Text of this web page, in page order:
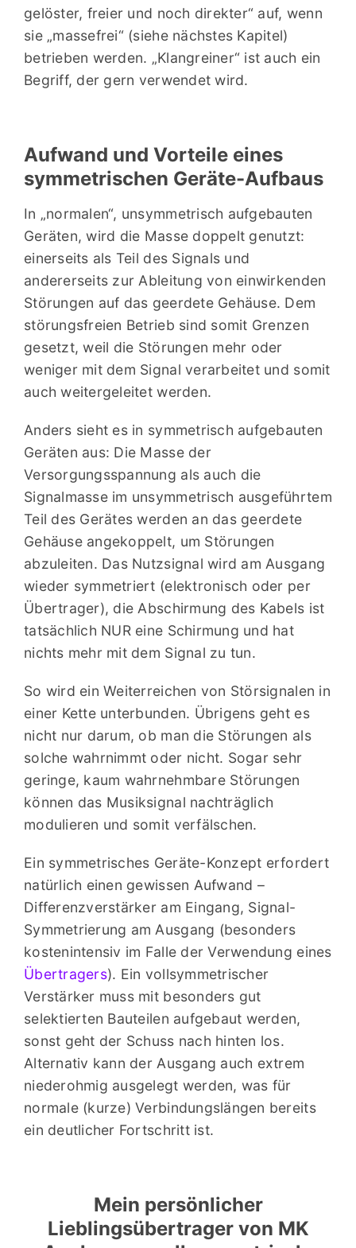
gelöster, freier und noch direkter“ auf, wenn
sie „massefrei“ (siehe nächstes Kapitel)
betrieben werden. „Klangreiner“ ist auch ein
Begriff, der gern verwendet wird.
Aufwand und Vorteile eines
symmetrischen Geräte-Aufbaus
In „normalen“, unsymmetrisch aufgebauten
Geräten, wird die Masse doppelt genutzt:
einerseits als Teil des Signals und
andererseits zur Ableitung von einwirkenden
Störungen auf das geerdete Gehäuse. Dem
störungsfreien Betrieb sind somit Grenzen
gesetzt, weil die Störungen mehr oder
weniger mit dem Signal verarbeitet und somit
auch weitergeleitet werden.
Anders sieht es in symmetrisch aufgebauten
Geräten aus: Die Masse der
Versorgungsspannung als auch die
Signalmasse im unsymmetrisch ausgeführtem
Teil des Gerätes werden an das geerdete
Gehäuse angekoppelt, um Störungen
abzuleiten. Das Nutzsignal wird am Ausgang
wieder symmetriert (elektronisch oder per
Übertrager), die Abschirmung des Kabels ist
tatsächlich NUR eine Schirmung und hat
nichts mehr mit dem Signal zu tun.
So wird ein Weiterreichen von Störsignalen in
einer Kette unterbunden. Übrigens geht es
nicht nur darum, ob man die Störungen als
solche wahrnimmt oder nicht. Sogar sehr
geringe, kaum wahrnehmbare Störungen
können das Musiksignal nachträglich
modulieren und somit verfälschen.
Ein symmetrisches Geräte-Konzept erfordert
natürlich einen gewissen Aufwand –
Differenzverstärker am Eingang, Signal-
Symmetrierung am Ausgang (besonders
kostenintensiv im Falle der Verwendung eines
Übertragers). Ein vollsymmetrischer
Verstärker muss mit besonders gut
selektierten Bauteilen aufgebaut werden,
sonst geht der Schuss nach hinten los.
Alternativ kann der Ausgang auch extrem
niederohmig ausgelegt werden, was für
normale (kurze) Verbindungslängen bereits
ein deutlicher Fortschritt ist.
Mein persönlicher
Lieblingsübertrager von MK